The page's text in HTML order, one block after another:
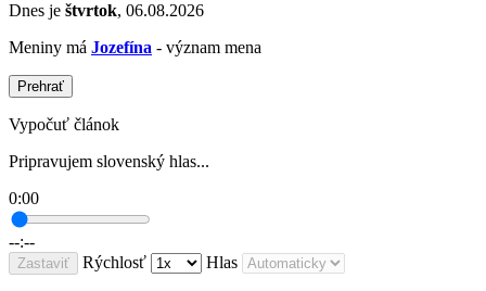
Dnes je štvrtok, 06.08.2026
Meniny má Jozefína - význam mena
Prehrať
Vypočuť článok
Pripravujem slovenský hlas...
0:00
--:--
Zastaviť Rýchlosť Hlas